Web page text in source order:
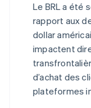
Le BRL a été
rapport aux
dollar
impactent
d’achat des
plateformes